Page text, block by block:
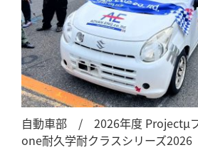
自動車部 / 2026年度 Projectμ
one耐久学耐クラスシリーズ